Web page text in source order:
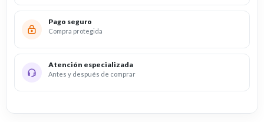
Pago seguro
Compra protegida
Atención especializada
Antes y después de comprar